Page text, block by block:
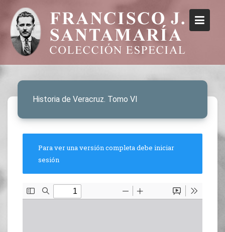
Historia de Veracruz. Tomo VI
Para ver una versión completa debe iniciar
sesión